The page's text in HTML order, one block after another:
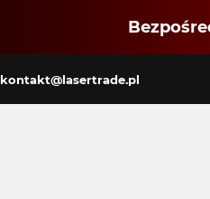
kontakt@lasertrade.pl